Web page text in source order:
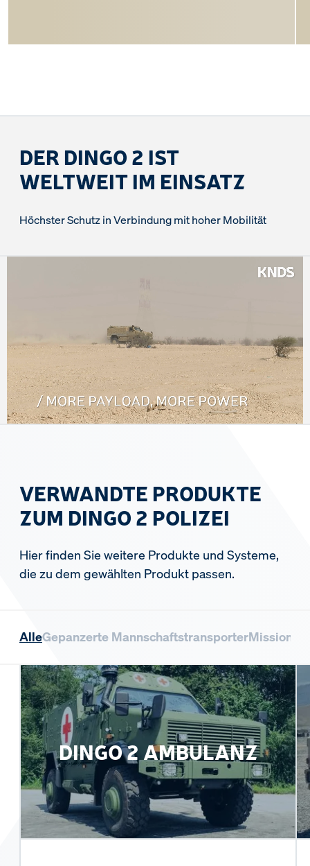
DER DINGO 2 IST
WELTWEIT IM EINSATZ
Höchster Schutz in Verbindung mit hoher Mobilität
VERWANDTE PRODUKTE
ZUM DINGO 2 POLIZEI
Hier finden Sie weitere Produkte und Systeme,
die zu dem gewählten Produkt passen.
AlleGepanzerte Mannschaftstransporter
DINGO 2 AMBULANZ